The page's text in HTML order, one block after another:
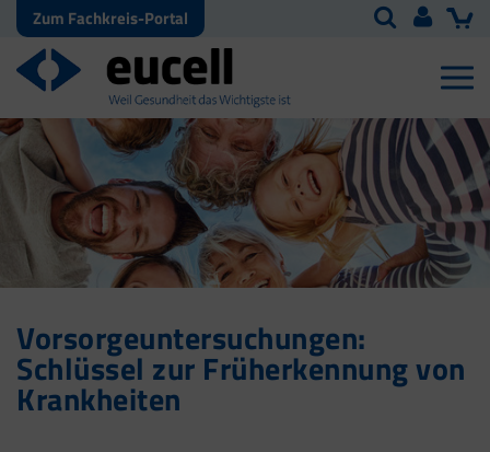
Zum Fachkreis-Portal
Vorsorgeuntersuchungen:
Schlüssel zur Früherkennung von
Krankheiten